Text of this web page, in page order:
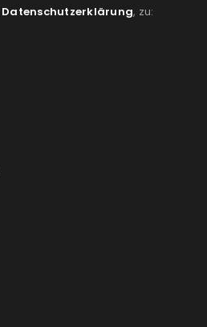
Datenschutzerklärung, zu: